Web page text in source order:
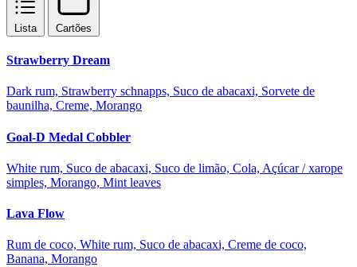
Lista Cartões
Strawberry Dream
Dark rum, Strawberry schnapps, Suco de abacaxi, Sorvete de
baunilha, Creme, Morango
Goal-D Medal Cobbler
White rum, Suco de abacaxi, Suco de limão, Cola, Açúcar / xarope
simples, Morango, Mint leaves
Lava Flow
Rum de coco, White rum, Suco de abacaxi, Creme de coco,
Banana, Morango